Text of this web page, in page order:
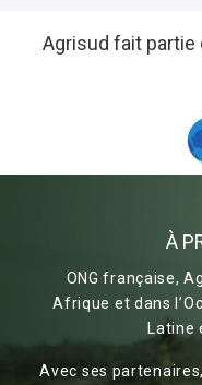
Agrisud fait
À
ONG française,
Afrique et dans
Latine
Avec ses